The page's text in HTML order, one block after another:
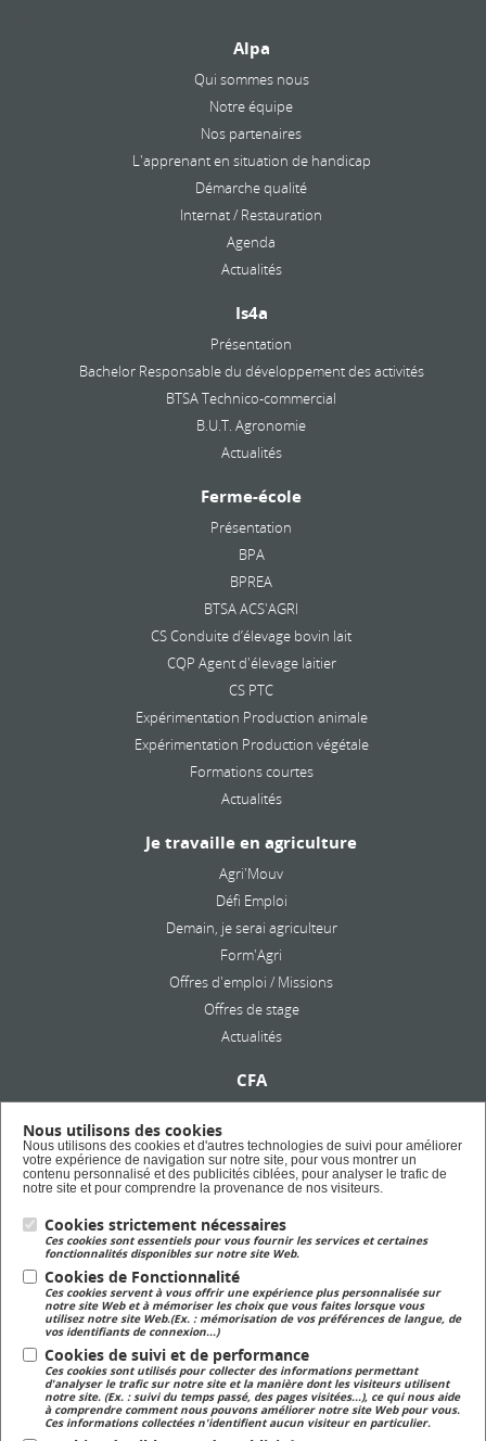
Alpa
Qui sommes nous
Notre équipe
Nos partenaires
L'apprenant en situation de handicap
Démarche qualité
Internat / Restauration
Agenda
Actualités
Is4a
Présentation
Bachelor Responsable du développement des activités
BTSA Technico-commercial
B.U.T. Agronomie
Actualités
Ferme-école
Présentation
BPA
BPREA
BTSA ACS'AGRI
CS Conduite d’élevage bovin lait
CQP Agent d'élevage laitier
CS PTC
Expérimentation Production animale
Expérimentation Production végétale
Formations courtes
Actualités
Je travaille en agriculture
Agri'Mouv
Défi Emploi
Demain, je serai agriculteur
Form'Agri
Offres d'emploi / Missions
Offres de stage
Actualités
CFA
Formation en alternance
Taxe d'apprentissage
Lycée Privé
Formation Scolaire
Formation Continue
Formation continue pour adulte
Magasin
Magasin de produits fermiers
Nous utilisons des cookies
Nous utilisons des cookies et d'autres technologies de suivi pour améliorer
votre expérience de navigation sur notre site, pour vous montrer un
contenu personnalisé et des publicités ciblées, pour analyser le trafic de
notre site et pour comprendre la provenance de nos visiteurs.
Cookies strictement nécessaires
Ces cookies sont essentiels pour vous fournir les services et certaines
fonctionnalités disponibles sur notre site Web.
Cookies de Fonctionnalité
Ces cookies servent à vous offrir une expérience plus personnalisée sur
notre site Web et à mémoriser les choix que vous faites lorsque vous
utilisez notre site Web.(Ex. : mémorisation de vos préférences de langue, de
vos identifiants de connexion...)
Cookies de suivi et de performance
Ces cookies sont utilisés pour collecter des informations permettant
d'analyser le trafic sur notre site et la manière dont les visiteurs utilisent
notre site. (Ex. : suivi du temps passé, des pages visitées...), ce qui nous aide
à comprendre comment nous pouvons améliorer notre site Web pour vous.
Ces informations collectées n'identifient aucun visiteur en particulier.